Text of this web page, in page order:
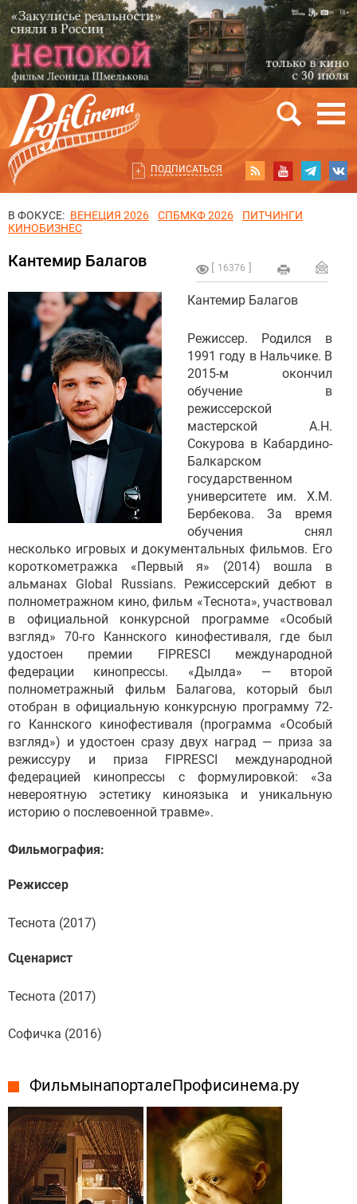
ПОДПИСАТЬСЯ
В ФОКУСЕ: ВЕНЕЦИЯ 2026 СПБМКФ 2026
ПИТЧИНГИ
КИНОБИЗНЕС
16376
Кантемир Балагов
Кантемир Балагов
Режиссер. Родился в
1991 году в Нальчике. В
2015-м окончил
обучение в
режиссерской
мастерской А.Н.
Сокурова в Кабардино-
Балкарском
государственном
университете им. Х.М.
Бербекова. За время
обучения снял
несколько игровых и документальных фильмов. Его
короткометражка «Первый я» (2014) вошла в
альманах Global Russians. Режиссерский дебют в
полнометражном кино, фильм «Теснота», участвовал
в официальной конкурсной программе «Особый
взгляд» 70-го Каннского кинофестиваля, где был
удостоен премии FIPRESCI международной
федерации кинопрессы. «Дылда» — второй
полнометражный фильм Балагова, который был
отобран в официальную конкурсную программу 72-
го Каннского кинофестиваля (программа «Особый
взгляд») и удостоен сразу двух наград — приза за
режиссуру и приза FIPRESCI международной
федерацией кинопрессы с формулировкой: «За
невероятную эстетику киноязыка и уникальную
историю о послевоенной травме».
Фильмография:
Режиссер
Теснота (2017)
Сценарист
Теснота (2017)
Софичка (2016)
Фильмы на портале Профисинема.ру